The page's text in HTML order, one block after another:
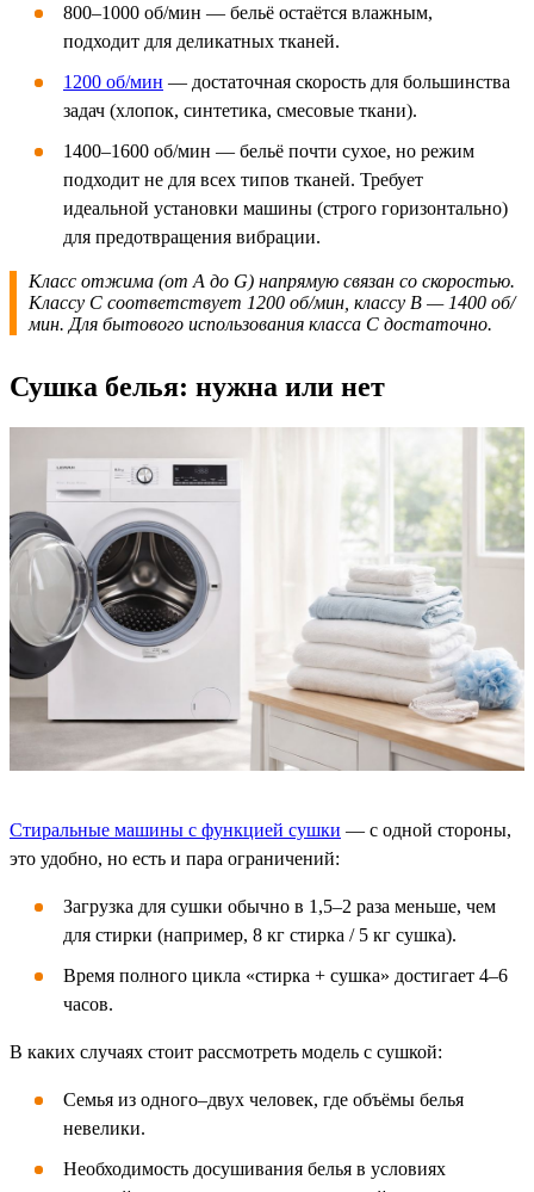
800–1000 об/мин — бельё остаётся влажным,
подходит для деликатных тканей.
1200 об/мин — достаточная скорость для большинства
задач (хлопок, синтетика, смесовые ткани).
1400–1600 об/мин — бельё почти сухое, но режим
подходит не для всех типов тканей. Требует
идеальной установки машины (строго горизонтально)
для предотвращения вибрации.
Класс отжима (от A до G) напрямую связан со скоростью.
Классу C соответствует 1200 об/мин, классу B — 1400 об/
мин. Для бытового использования класса C достаточно.
Сушка белья: нужна или нет
Стиральные машины с функцией сушки — с одной стороны,
это удобно, но есть и пара ограничений:
Загрузка для сушки обычно в 1,5–2 раза меньше, чем
для стирки (например, 8 кг стирка / 5 кг сушка).
Время полного цикла «стирка + сушка» достигает 4–6
часов.
В каких случаях стоит рассмотреть модель с сушкой:
Семья из одного–двух человек, где объёмы белья
невелики.
Необходимость досушивания белья в условиях